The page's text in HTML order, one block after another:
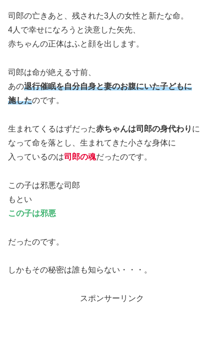
司郎の亡きあと、残された3人の女性と新たな命。
4人で幸せになろうと決意した矢先、
赤ちゃんの正体はふと顔を出します。
司郎は命が絶える寸前、
あの退行催眠を自分自身と妻のお腹にいた子どもに
施したのです。
生まれてくるはずだった赤ちゃんは司郎の身代わり に
なって命を落とし、生まれてきた小さな身体に
入っているのは司郎の魂だったのです。
この子は邪悪な司郎
もとい
この子は邪悪
だったのです。
しかもその秘密は誰も知らない・・・。
スポンサーリンク